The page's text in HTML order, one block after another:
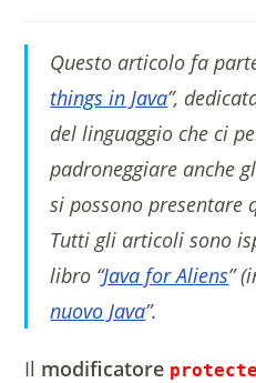
Questo articolo fa
things in Java”,
del linguaggio che ci
padroneggiare anche
si possono presentare
Tutti gli articoli sono
libro “Java for Aliens”
nuovo Java”.
Il modificatore